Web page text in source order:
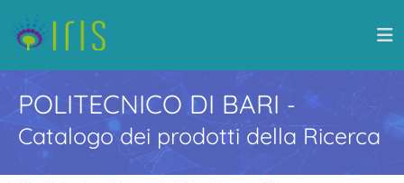
POLITECNICO DI BARI -
Catalogo dei prodotti della Ricerca